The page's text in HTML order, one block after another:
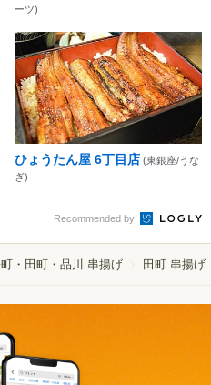
ーツ)
ひょうたん屋 6丁目店 (東銀座/うな
ぎ)
Recommended by
・田町・品川 串揚げ 田町 串揚げ